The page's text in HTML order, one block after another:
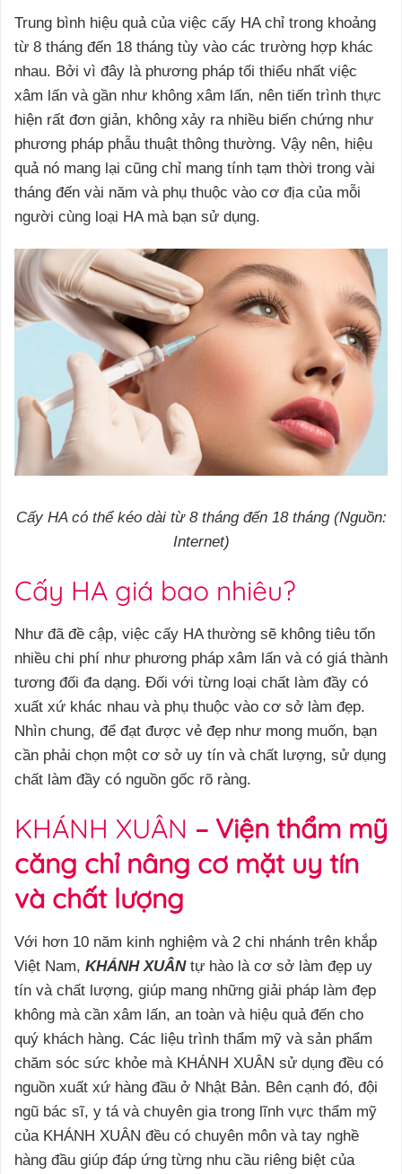
Trung bình hiệu quả của việc cấy HA chỉ trong khoảng
từ 8 tháng đến 18 tháng tùy vào các trường hợp khác
nhau. Bởi vì đây là phương pháp tối thiểu nhất việc
xâm lấn và gần như không xâm lấn, nên tiến trình thực
hiện rất đơn giản, không xảy ra nhiều biến chứng như
phương pháp phẫu thuật thông thường. Vậy nên, hiệu
quả nó mang lại cũng chỉ mang tính tạm thời trong vài
tháng đến vài năm và phụ thuộc vào cơ địa của mỗi
người cùng loại HA mà bạn sử dụng.
Cấy HA có thể kéo dài từ 8 tháng đến 18 tháng (Nguồn:
Internet)
Cấy HA giá bao nhiêu?
Như đã đề cập, việc cấy HA thường sẽ không tiêu tốn
nhiều chi phí như phương pháp xâm lấn và có giá thành
tương đối đa dạng. Đối với từng loại chất làm đầy có
xuất xứ khác nhau và phụ thuộc vào cơ sở làm đẹp.
Nhìn chung, để đạt được vẻ đẹp như mong muốn, bạn
cần phải chọn một cơ sở uy tín và chất lượng, sử dụng
chất làm đầy có nguồn gốc rõ ràng.
KHÁNH XUÂN – Viện thẩm mỹ
căng chỉ nâng cơ mặt uy tín
và chất lượng
Với hơn 10 năm kinh nghiệm và 2 chi nhánh trên khắp
Việt Nam, KHÁNH XUÂNtự hào là cơ sở làm đẹp uy
tín và chất lượng, giúp mang những giải pháp làm đẹp
không mà cần xâm lấn, an toàn và hiệu quả đến cho
quý khách hàng. Các liệu trình thẩm mỹ và sản phẩm
chăm sóc sức khỏe mà KHÁNH XUÂN sử dụng đều có
nguồn xuất xứ hàng đầu ở Nhật Bản. Bên cạnh đó, đội
ngũ bác sĩ, y tá và chuyên gia trong lĩnh vực thẩm mỹ
của KHÁNH XUÂN đều có chuyên môn và tay nghề
hàng đầu giúp đáp ứng từng nhu cầu riêng biệt của